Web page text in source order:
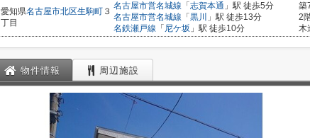
愛知県名古屋市北区生駒町 ３
丁目
名古屋市営名城線 「 志賀本通 」駅 徒歩5分
名古屋市営名城線 「 黒川
」駅 徒歩13分
名鉄瀬戸線 「 尼ケ坂 」駅 徒歩10分
築
2
木
物件情報 周辺施設